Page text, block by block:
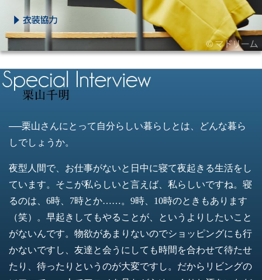
──栗山さんにとって自分らしい暮らしとは、どんな暮ら
しでしょうか。
夜型人間で、お仕事がないと日中に寝て夜起きる生活をし
ています。そこが私らしいと言えば、私らしいですね。寝
るのは、6時、7時とか……。9時、10時のときもあります
（笑）。早起きしてもやることが、というよりしたいこと
がないんです。物欲があまりないのでショッピングにも行
かないですし、友達と会うにしても時間を合わせて待たせ
たり、待ったりというのが大変ですし。だからリビングの